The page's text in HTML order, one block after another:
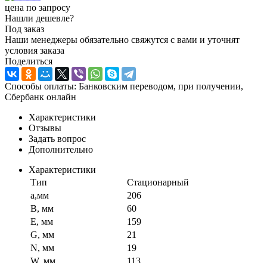
цена по запросу
Нашли дешевле?
Под заказ
Наши менеджеры обязательно свяжутся с вами и уточнят
условия заказа
Поделиться
Способы оплаты: Банковским переводом, при получении,
Сбербанк онлайн
Характеристики
Отзывы
Задать вопрос
Дополнительно
Характеристики
Тип
Стационарный
a,мм
206
B, мм
60
E, мм
159
G, мм
21
N, мм
19
W, мм
113